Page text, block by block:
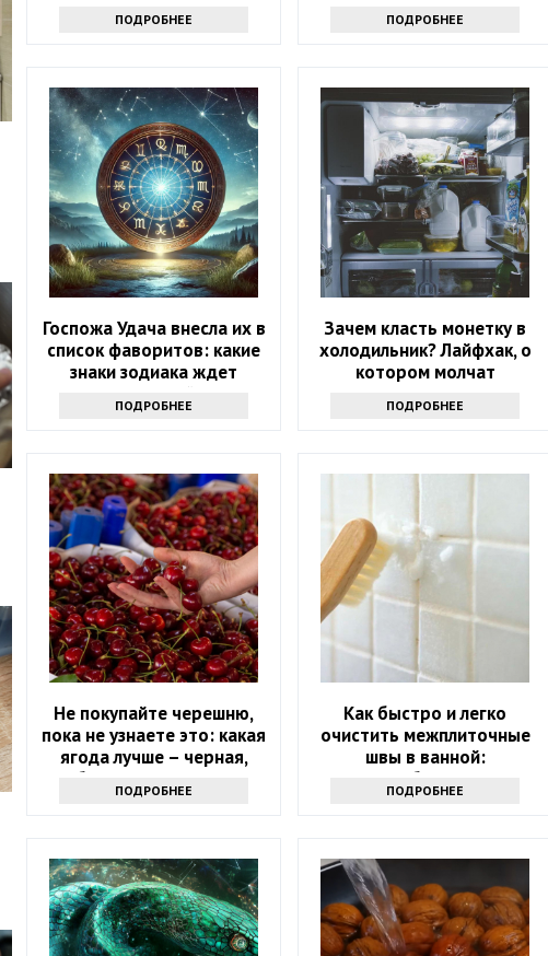
ПОДРОБНЕЕ ПОДРОБНЕЕ
Госпожа Удача внесла их в
список фаворитов: какие
знаки зодиака ждет
ошеломительный успех в
ближайшие 10 дней
ПОДРОБНЕЕ
Зачем класть монетку в
холодильник? Лайфхак, о
котором молчат
ПОДРОБНЕЕ
Не покупайте черешню,
пока не узнаете это: какая
ягода лучше – черная,
белая или розовая
ПОДРОБНЕЕ
Как быстро и легко
очистить межплиточные
швы в ванной:
понадобится соль
ПОДРОБНЕЕ